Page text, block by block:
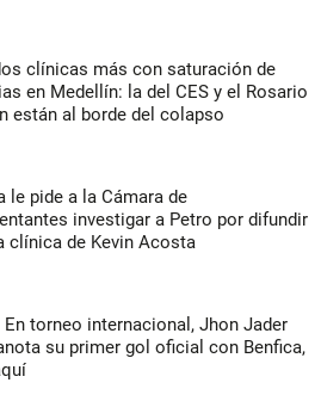
clínicas más con saturación de
en Medellín: la del CES y el Rosario
están al borde del colapso
le pide a la Cámara de
investigar a Petro por difundir
clínica de Kevin Acosta
En torneo internacional, Jhon Jader
su primer gol oficial con Benfica,